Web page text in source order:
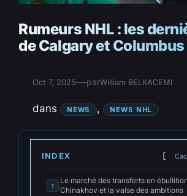
Rumeurs NHL : les
de Calgary et Columbus
Oct 7, 2025—parWilliam BELKACEMI
dans NEWS , NEWS NHL
INDEX
1
Le marché des transferts en
Chinakhov et la valse des ambitions